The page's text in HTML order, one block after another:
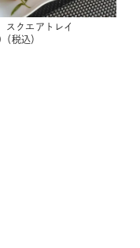
クエアトレイ
（税込）